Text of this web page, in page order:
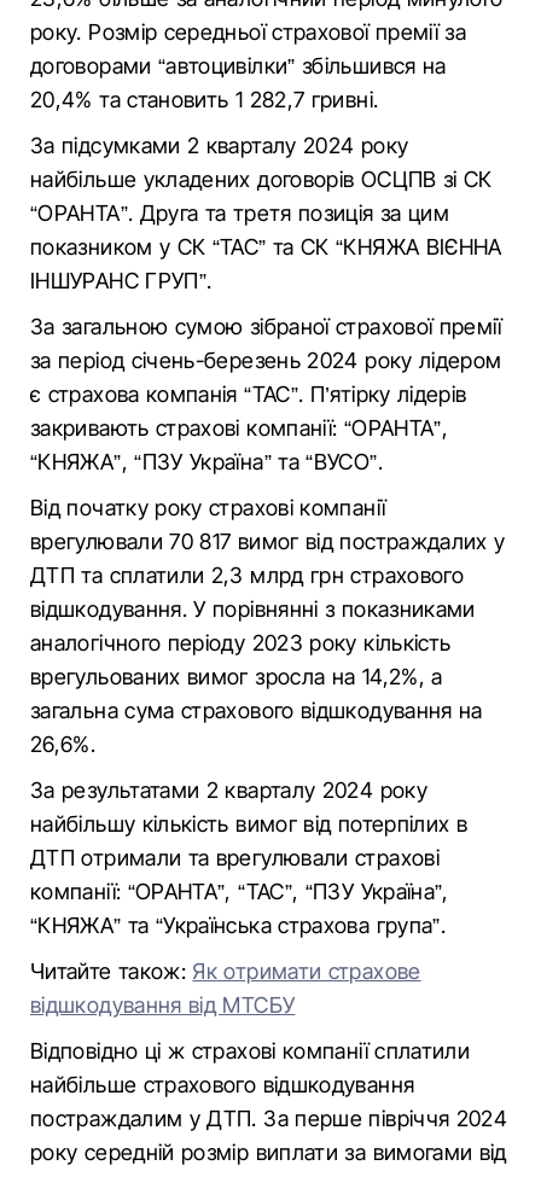
року. Розмір середньої страхової премії за
договорами “автоцивілки” збільшився на
20,4% та становить 1 282,7 гривні.
За підсумками 2 кварталу 2024 року
найбільше укладених договорів ОСЦПВ зі СК
“ОРАНТА”. Друга та третя позиція за цим
показником у СК “ТАС” та СК “КНЯЖА ВІЄННА
ІНШУРАНС ГРУП”.
За загальною сумою зібраної страхової премії
за період січень-березень 2024 року лідером
є страхова компанія “ТАС”. П’ятірку лідерів
закривають страхові компанії: “ОРАНТА”,
“КНЯЖА”, “ПЗУ Україна” та “ВУСО”.
Від початку року страхові компанії
врегулювали 70 817 вимог від постраждалих у
ДТП та сплатили 2,3 млрд грн страхового
відшкодування. У порівнянні з показниками
аналогічного періоду 2023 року кількість
врегульованих вимог зросла на 14,2%, а
загальна сума страхового відшкодування на
26,6%.
За результатами 2 кварталу 2024 року
найбільшу кількість вимог від потерпілих в
ДТП отримали та врегулювали страхові
компанії: “ОРАНТА”, “ТАС”, “ПЗУ Україна”,
“КНЯЖА” та “Українська страхова група”.
Читайте також: Як отримати страхове
відшкодування від МТСБУ
Відповідно ці ж страхові компанії сплатили
найбільше страхового відшкодування
постраждалим у ДТП. За перше півріччя 2024
року середній розмір виплати за вимогами від